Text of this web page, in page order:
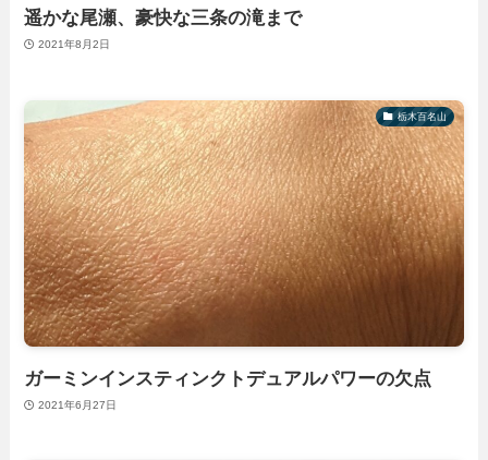
遥かな尾瀬、豪快な三条の滝まで
2021年8月2日
栃木百名山
ガーミンインスティンクトデュアルパワーの欠点
2021年6月27日